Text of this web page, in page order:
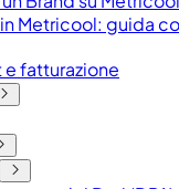
Metricool: guida
fatturazione